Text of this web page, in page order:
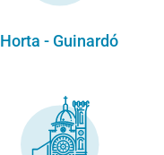
Horta - Guinardó